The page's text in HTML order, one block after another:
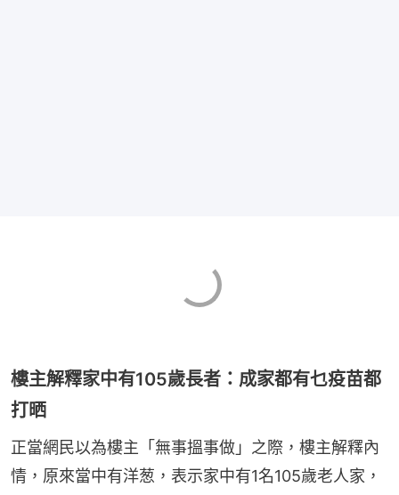
樓主解釋家中有105歲長者：成家都有乜疫苗都
打晒
正當網民以為樓主「無事搵事做」之際，樓主解釋內
情，原來當中有洋葱，表示家中有1名105歲老人家，